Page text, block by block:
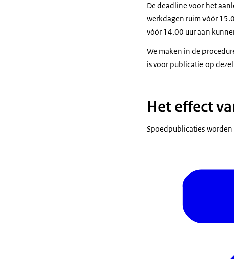
De deadline voor het
werkdagen ruim vóór
vóór 14.00 uur aan
We maken in de
is voor publicatie op
Het effect
Spoedpublicaties